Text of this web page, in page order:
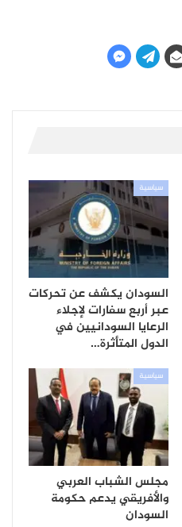
سياسية
السودان يكشف عن تحركات
عبر أربع سفارات لإجلاء
الرعايا السودانيين في
الدول المتأثرة…
سياسية
مجلس الشباب العربي
والأفريقي يدعم حكومة
السودان